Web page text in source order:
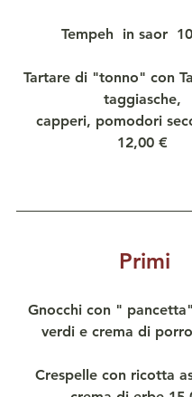
Tempeh  in saor
Tartare di "tonno" con
taggiasche,
capperi, pomodori
12,00 €
Primi
Gnocchi con "
verdi e crema di
Crespelle con ricotta